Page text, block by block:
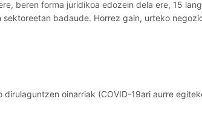
beren forma juridikoa edozein dela ere, 15
badaude. Horrez gain, urteko
oinarriak (COVID-19ari aurre